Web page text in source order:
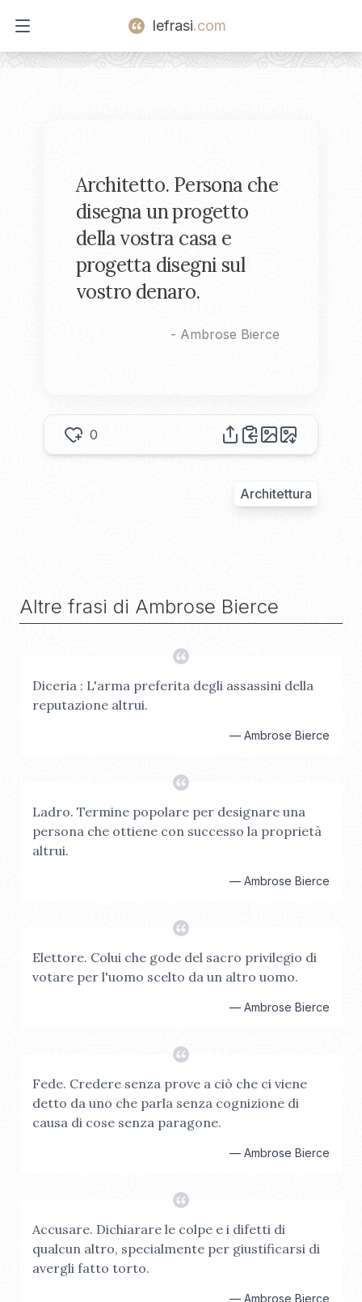
Open main menu
lefrasi.com
Architetto. Persona che
disegna un progetto
della vostra casa e
progetta disegni sul
vostro denaro.
- Ambrose Bierce
0
Architettura
Altre frasi di Ambrose Bierce
Diceria : L'arma preferita degli assassini della
reputazione altrui.
— Ambrose Bierce
Ladro. Termine popolare per designare una
persona che ottiene con successo la proprietà
altrui.
— Ambrose Bierce
Elettore. Colui che gode del sacro privilegio di
votare per l'uomo scelto da un altro uomo.
— Ambrose Bierce
Fede. Credere senza prove a ciò che ci viene
detto da uno che parla senza cognizione di
causa di cose senza paragone.
— Ambrose Bierce
Accusare. Dichiarare le colpe e i difetti di
qualcun altro, specialmente per giustificarsi di
avergli fatto torto.
— Ambrose Bierce